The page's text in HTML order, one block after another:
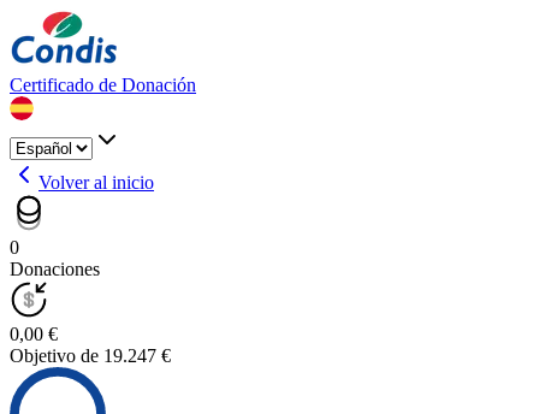
Certificado de Donación
Volver al inicio
0
Donaciones
0,00 €
Objetivo de 19.247 €